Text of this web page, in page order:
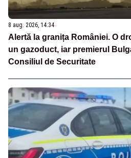
8 aug. 2026, 14:34
Alertă la granița României. O
un gazoduct, iar premierul
Consiliul de Securitate